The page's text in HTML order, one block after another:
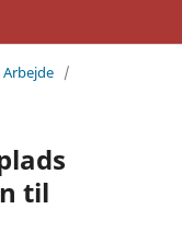
Arbejde /
til